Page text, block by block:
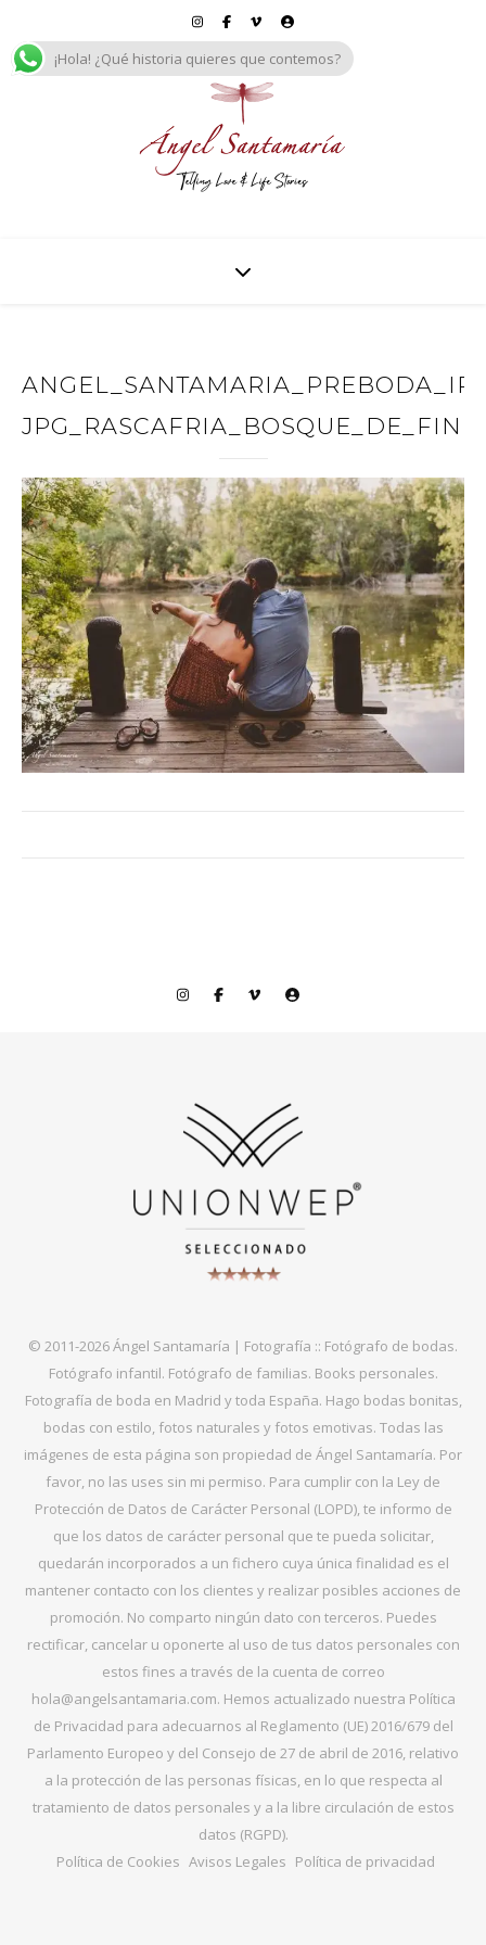
© 2011-2026 Ángel Santamaría | Fotografía :: Fotógrafo de bodas.
Fotógrafo infantil. Fotógrafo de familias. Books personales.
Fotografía de boda en Madrid y toda España. Hago bodas bonitas,
bodas con estilo, fotos naturales y fotos emotivas. Todas las
imágenes de esta página son propiedad de Ángel Santamaría. Por
favor, no las uses sin mi permiso. Para cumplir con la Ley de
Protección de Datos de Carácter Personal (LOPD), te informo de
que los datos de carácter personal que te pueda solicitar,
quedarán incorporados a un fichero cuya única finalidad es el
mantener contacto con los clientes y realizar posibles acciones de
promoción. No comparto ningún dato con terceros. Puedes
rectificar, cancelar u oponerte al uso de tus datos personales con
estos fines a través de la cuenta de correo
hola@angelsantamaria.com. Hemos actualizado nuestra Política
de Privacidad para adecuarnos al Reglamento (UE) 2016/679 del
Parlamento Europeo y del Consejo de 27 de abril de 2016, relativo
a la protección de las personas físicas, en lo que respecta al
tratamiento de datos personales y a la libre circulación de estos
datos (RGPD).
Política de Cookies Avisos Legales Política de privacidad
¡Hola! ¿Qué historia quieres que contemos?